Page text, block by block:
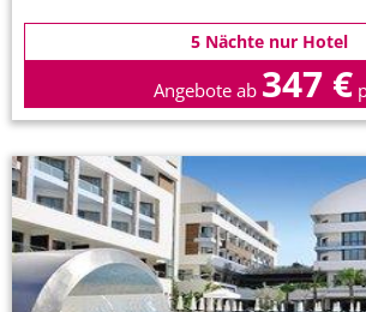
5 Nächte nur Hotel
Angebote ab 347 €